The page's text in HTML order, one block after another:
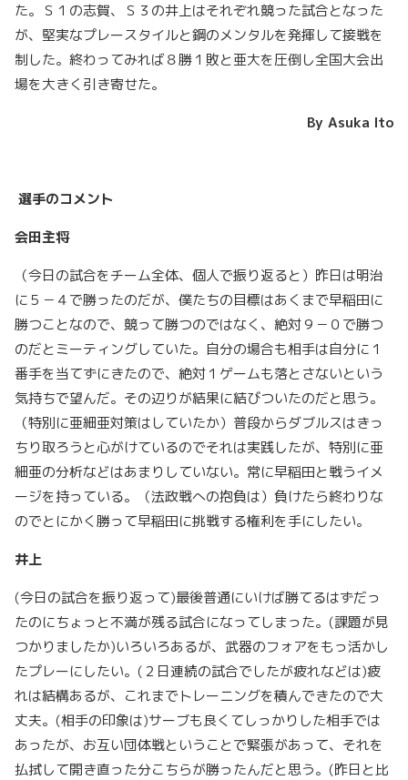
た。Ｓ１の志賀、Ｓ３の井上はそれぞれ競った試合となった
が、堅実なプレースタイルと鋼のメンタルを発揮して接戦を
制した。終わってみれば８勝１敗と亜大を圧倒し全国大会出
場を大きく引き寄せた。
By Asuka Ito
選手のコメント
会田主将
（今日の試合をチーム全体、個人で振り返ると）昨日は明治
に５－４で勝ったのだが、僕たちの目標はあくまで早稲田に
勝つことなので、競って勝つのではなく、絶対９－０で勝つ
のだとミーティングしていた。自分の場合も相手は自分に１
番手を当てずにきたので、絶対１ゲームも落とさないという
気持ちで望んだ。その辺りが結果に結びついたのだと思う。
（特別に亜細亜対策はしていたか）普段からダブルスはきっ
ちり取ろうと心がけているのでそれは実践したが、特別に亜
細亜の分析などはあまりしていない。常に早稲田と戦うイメ
ージを持っている。（法政戦への抱負は）負けたら終わりな
のでとにかく勝って早稲田に挑戦する権利を手にしたい。
井上
(今日の試合を振り返って)最後普通にいけば勝てるはずだっ
たのにちょっと不満が残る試合になってしまった。(課題が見
つかりましたか)いろいろあるが、武器のフォアをもっ活かし
たプレーにしたい。(２日連続の試合でしたが疲れなどは)疲
れは結構あるが、これまでトレーニングを積んできたので大
丈夫。(相手の印象は)サーブも良くてしっかりした相手では
あったが、お互い団体戦ということで緊張があって、それを
払拭して開き直った分こちらが勝ったんだと思う。(昨日と比